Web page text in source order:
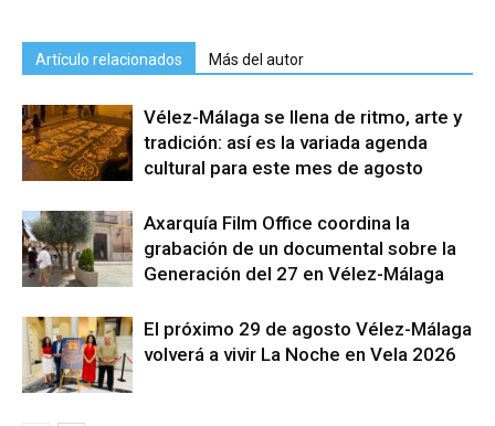
Artículo relacionados Más del autor
Vélez-Málaga se llena de ritmo, arte y
tradición: así es la variada agenda
cultural para este mes de agosto
Axarquía Film Office coordina la
grabación de un documental sobre la
Generación del 27 en Vélez-Málaga
El próximo 29 de agosto Vélez-Málaga
volverá a vivir La Noche en Vela 2026